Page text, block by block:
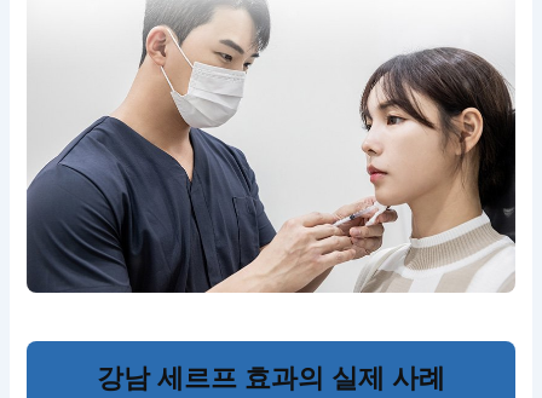
강남 세르프 효과의 실제 사례